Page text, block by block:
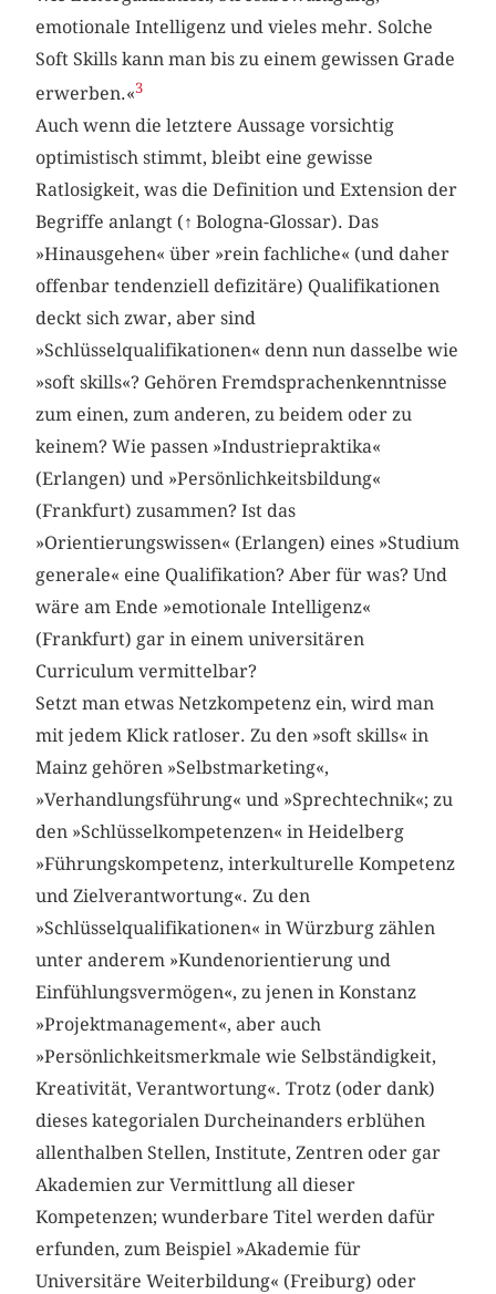
emotionale Intelligenz und vieles mehr. Solche
Soft Skills kann man bis zu einem gewissen Grade
erwerben.«3
Auch wenn die letztere Aussage vorsichtig
optimistisch stimmt, bleibt eine gewisse
Ratlosigkeit, was die Definition und Extension der
Begriffe anlangt (↑Bologna-Glossar). Das
»Hinausgehen« über »rein fachliche« (und daher
offenbar tendenziell defizitäre) Qualifikationen
deckt sich zwar, aber sind
»Schlüsselqualifikationen« denn nun dasselbe wie
»soft skills«? Gehören Fremdsprachenkenntnisse
zum einen, zum anderen, zu beidem oder zu
keinem? Wie passen »Industriepraktika«
(Erlangen) und »Persönlichkeitsbildung«
(Frankfurt) zusammen? Ist das
»Orientierungswissen« (Erlangen) eines »Studium
generale« eine Qualifikation? Aber für was? Und
wäre am Ende »emotionale Intelligenz«
(Frankfurt) gar in einem universitären
Curriculum vermittelbar?
Setzt man etwas Netzkompetenz ein, wird man
mit jedem Klick ratloser. Zu den »soft skills« in
Mainz gehören »Selbstmarketing«,
»Verhandlungsführung« und »Sprechtechnik«; zu
den »Schlüsselkompetenzen« in Heidelberg
»Führungskompetenz, interkulturelle Kompetenz
und Zielverantwortung«. Zu den
»Schlüsselqualifikationen« in Würzburg zählen
unter anderem »Kundenorientierung und
Einfühlungsvermögen«, zu jenen in Konstanz
»Projektmanagement«, aber auch
»Persönlichkeitsmerkmale wie Selbständigkeit,
Kreativität, Verantwortung«. Trotz (oder dank)
dieses kategorialen Durcheinanders erblühen
allenthalben Stellen, Institute, Zentren oder gar
Akademien zur Vermittlung all dieser
Kompetenzen; wunderbare Titel werden dafür
erfunden, zum Beispiel »Akademie für
Universitäre Weiterbildung« (Freiburg) oder